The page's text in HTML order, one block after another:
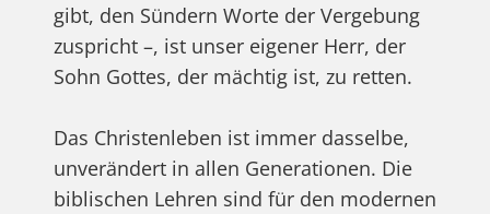
gibt, den Sündern Worte der Vergebung
zuspricht –, ist unser eigener Herr, der
Sohn Gottes, der mächtig ist, zu retten.
Das Christenleben ist immer dasselbe,
unverändert in allen Generationen. Die
biblischen Lehren sind für den modernen